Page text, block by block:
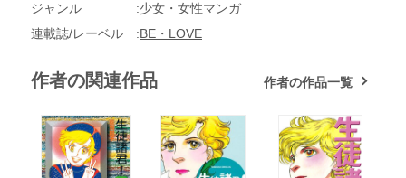
ジャンル
少女・女性マンガ
連載誌/レーベル
BE・LOVE
作者の関連作品 作者の作品一覧